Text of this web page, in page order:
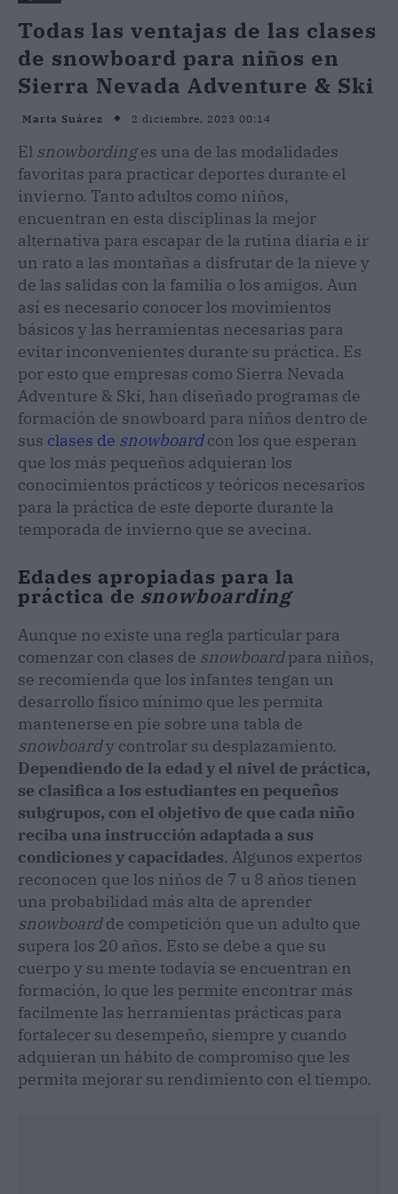
Todas las ventajas de las clases
de snowboard para niños en
Sierra Nevada Adventure & Ski
Marta Suárez 2 diciembre, 2023 00:14
El snowbordinges una de las modalidades
favoritas para practicar deportes durante el
invierno. Tanto adultos como niños,
encuentran en esta disciplinas la mejor
alternativa para escapar de la rutina diaria e ir
un rato a las montañas a disfrutar de la nieve y
de las salidas con la familia o los amigos. Aun
así es necesario conocer los movimientos
básicos y las herramientas necesarias para
evitar inconvenientes durante su práctica. Es
por esto que empresas como Sierra Nevada
Adventure & Ski, han diseñado programas de
formación de snowboard para niños dentro de
sus clases de snowboard con los que esperan
que los más pequeños adquieran los
conocimientos prácticos y teóricos necesarios
para la práctica de este deporte durante la
temporada de invierno que se avecina.
Edades apropiadas para la
práctica de snowboarding
Aunque no existe una regla particular para
comenzar con clases de snowboardpara niños,
se recomienda que los infantes tengan un
desarrollo físico mínimo que les permita
mantenerse en pie sobre una tabla de
snowboardy controlar su desplazamiento.
Dependiendo de la edad y el nivel de práctica,
se clasifica a los estudiantes en pequeños
subgrupos, con el objetivo de que cada niño
reciba una instrucción adaptada a sus
condiciones y capacidades. Algunos expertos
reconocen que los niños de 7 u 8 años tienen
una probabilidad más alta de aprender
snowboardde competición que un adulto que
supera los 20 años. Esto se debe a que su
cuerpo y su mente todavía se encuentran en
formación, lo que les permite encontrar más
facilmente las herramientas prácticas para
fortalecer su desempeño, siempre y cuando
adquieran un hábito de compromiso que les
permita mejorar su rendimiento con el tiempo.